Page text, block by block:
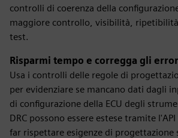
controlli di coerenza della
maggiore controllo, visibilità,
test.
Risparmi tempo e corregga gli
Usa i controlli delle regole di
per evidenziare se mancano dati dagli
di configurazione della ECU degli
DRC possono essere estese tramite
far rispettare esigenze di progettazione